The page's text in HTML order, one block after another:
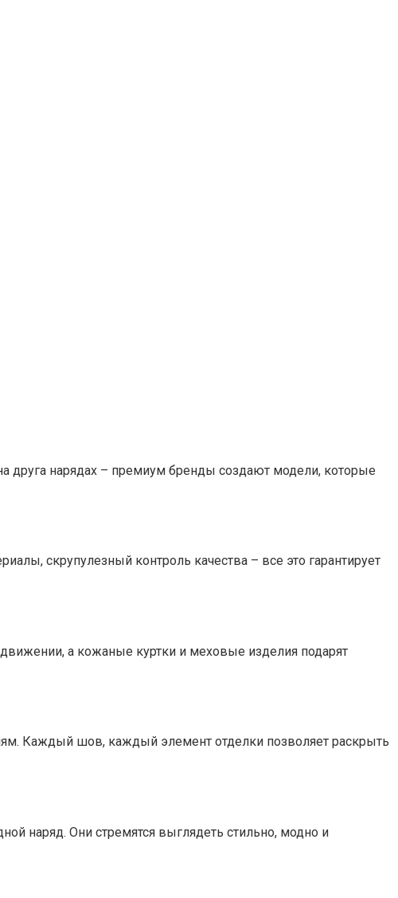
друга нарядах – премиум бренды создают модели, которые
скрупулезный контроль качества – все это гарантирует
а кожаные куртки и меховые изделия подарят
Каждый шов, каждый элемент отделки позволяет раскрыть
наряд. Они стремятся выглядеть стильно, модно и